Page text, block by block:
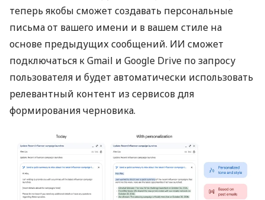
теперь якобы сможет создавать персональные
письма от вашего имени и в вашем стиле на
основе предыдущих сообщений. ИИ сможет
подключаться к Gmail и Google Drive по запросу
пользователя и будет автоматически использовать
релевантный контент из сервисов для
формирования черновика.